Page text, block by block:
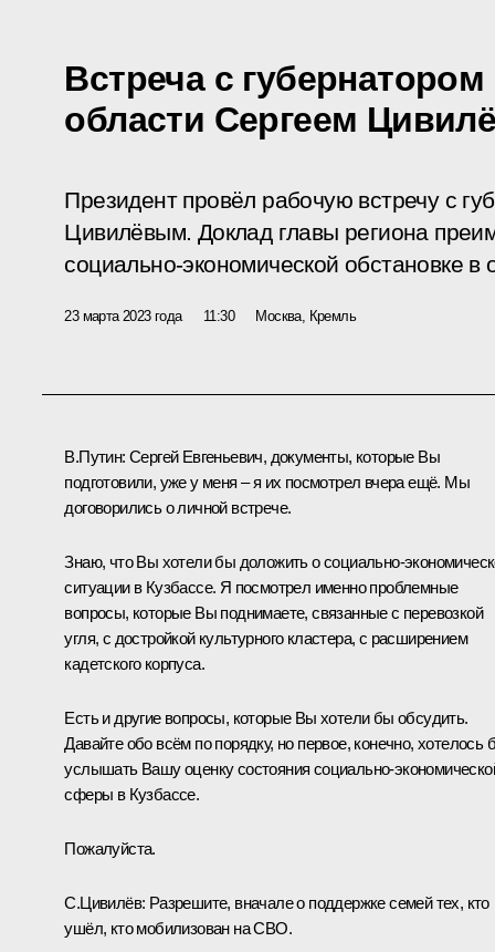
Встреча с
области Сергеем
Президент провёл рабочую встречу с
Цивилёвым. Доклад главы региона
социально-экономической обстановке в
23 марта 2023 года 11:30 Москва, Кремль
В.Путин: Сергей Евгеньевич, документы, которые Вы
подготовили, уже у меня – я их посмотрел вчера ещё. Мы
договорились о личной встрече.
Знаю, что Вы хотели бы доложить о социально-
ситуации в Кузбассе. Я посмотрел именно проблемные
вопросы, которые Вы поднимаете, связанные с перевозкой
угля, с достройкой культурного кластера, с расширением
кадетского корпуса.
Есть и другие вопросы, которые Вы хотели бы обсудить.
Давайте обо всём по порядку, но первое, конечно, хотелось
услышать Вашу оценку состояния социально-
сферы в Кузбассе.
Пожалуйста.
С.Цивилёв: Разрешите, вначале о поддержке семей тех, кто
ушёл, кто мобилизован на СВО.